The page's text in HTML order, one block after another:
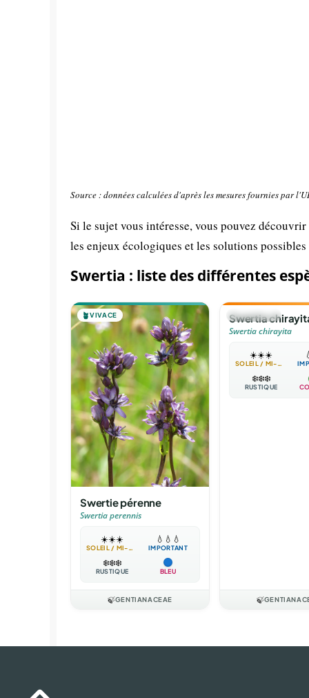
Source : données calculées d'après les mesures fournies par
Si le sujet vous intéresse, vous pouvez
les enjeux écologiques et les solutions
Swertia : liste des différentes
🪴VIVACE
Swertie pérenne
Swertia perennis
☀️☀️☀️
SOLEIL / MI-OMBRE
💧 💧 💧
IMPORTANT
❄️❄️❄️
RUSTIQUE BLEU
🍃GENTIANACEAE
🌻ANNUELLE
Swertia
Swertia chirayita
☀️☀️☀️
SOLEIL / MI-OMBRE
❄️❄️❄️
RUSTIQUE
🍃